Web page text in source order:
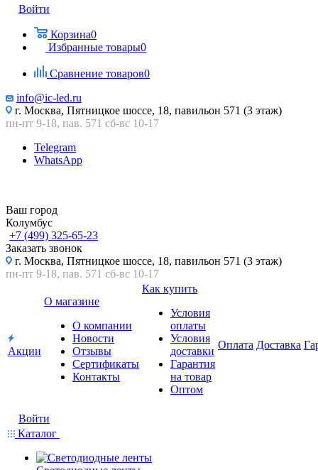
Войти
Корзина0
Избранные товары0
Сравнение товаров0
info@ic-led.ru
г. Москва, Пятницкое шоссе, 18, павильон 571 (3 этаж)
пн-пт 9-18, пав. 571 сб-вс 10-17
Telegram
WhatsApp
Ваш город
Колумбус
+7 (499) 325-65-23
Заказать звонок
г. Москва, Пятницкое шоссе, 18, павильон 571 (3 этаж)
пн-пт 9-18, пав. 571 сб-вс 10-17
Акции
О магазине
О компании
Новости
Отзывы
Сертификаты
Контакты
Как купить
Условия
оплаты
Условия
доставки
Гарантия
на товар
Оптом
Оплата Доставка
Войти
Каталог